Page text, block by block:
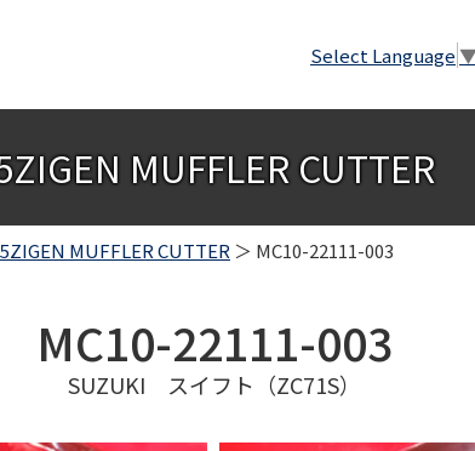
Select Language ▼
MUFFLER CUTTER
5ZIGEN MUFFLER CUTTER ＞ MC10-22111-003
MC10-22111-003
SUZUKI スイフト（ZC71S）